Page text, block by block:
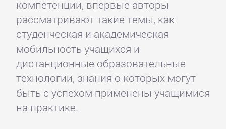
компетенции, впервые авторы
рассматривают такие темы, как
студенческая и академическая
мобильность учащихся и
дистанционные образовательные
технологии, знания о которых могут
быть с успехом применены учащимися
на практике.